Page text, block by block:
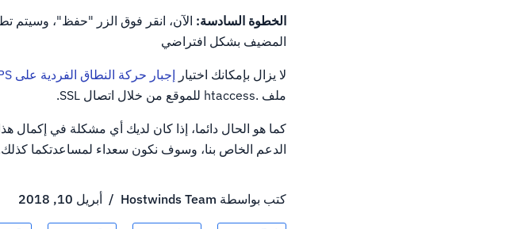
الخطوة السادسة: الآن، انقر فوق الزر "حفظ"، وسيتم
المضيف بشكل افتراضي
لا يزال بإمكانك اختيار إجبار حركة النطاق الفردية على HTTPS
ملف .htaccess للموقع من خلال اتصال SSL.
كما هو الحال دائما، إذا كان لديك أي مشكلة في إكمال
الدعم الخاص بنا، وسوف نكون سعداء لمساعدتكما
كتب بواسطة Hostwinds Team
/ أبريل 10, 2018